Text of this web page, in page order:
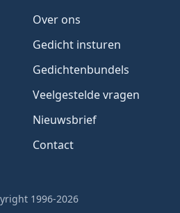
Over ons
Gedicht insturen
Gedichtenbundels
Veelgestelde vragen
Nieuwsbrief
Contact
1996-2026